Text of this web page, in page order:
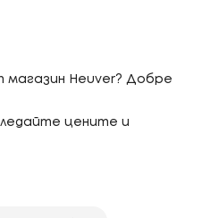
Heuver? Добре
цените и